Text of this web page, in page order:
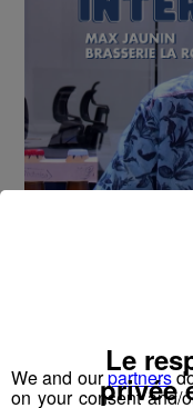
professionnelle,
voisin, il m'a
We and ourpartners
on your consent and/
Le
privée